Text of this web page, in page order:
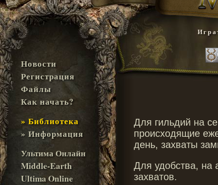
Новости
Регистрация
Файлы
Как начать?
» Библиотека
» Информация
Ультима Онлайн
Middle-Earth
Ultima Online
Для гильдий на
происходящие
день, захваты
Для удобства, на
захватов.